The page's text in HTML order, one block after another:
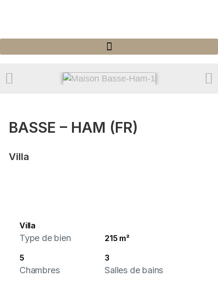
BASSE – HAM (FR)
Villa
Villa
Type de bien
215 m²
5
Chambres
3
Salles de bains